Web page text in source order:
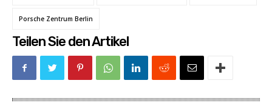
Porsche Zentrum Berlin
Teilen Sie den Artikel